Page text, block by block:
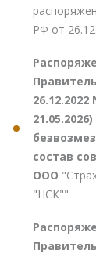
РФ от
состав
ООО
"НСК""